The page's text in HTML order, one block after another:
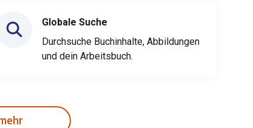
Globale Suche
Durchsuche Buchinhalte, Abbildungen
und dein Arbeitsbuch.